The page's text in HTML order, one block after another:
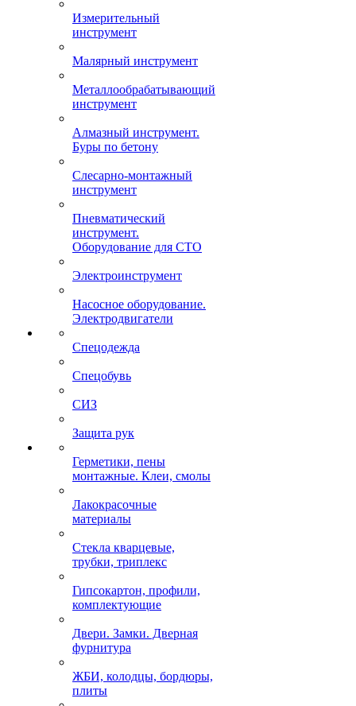
Измерительный
инструмент
Малярный инструмент
Металлообрабатывающий
инструмент
Алмазный инструмент.
Буры по бетону
Слесарно-монтажный
инструмент
Пневматический
инструмент.
Оборудование для СТО
Электроинструмент
Насосное оборудование.
Электродвигатели
Спецодежда
Спецобувь
СИЗ
Защита рук
Герметики, пены
монтажные. Клеи, смолы
Лакокрасочные
материалы
Стекла кварцевые,
трубки, триплекс
Гипсокартон, профили,
комплектующие
Двери. Замки. Дверная
фурнитура
ЖБИ, колодцы, бордюры,
плиты